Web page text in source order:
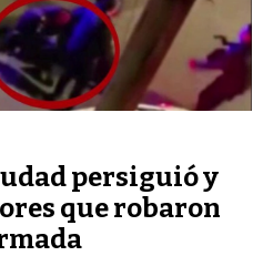
persiguió y
que robaron